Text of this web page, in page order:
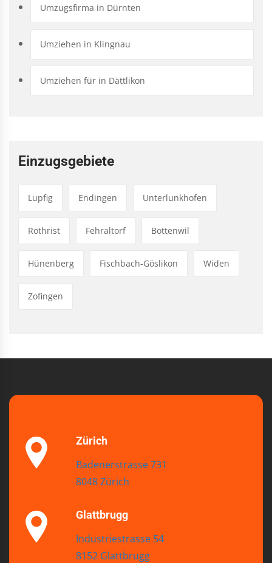
Umzugsfirma in Dürnten
Umziehen in Klingnau
Umziehen für in Dättlikon
Einzugsgebiete
Lupfig Endingen Unterlunkhofen
Rothrist Fehraltorf Bottenwil
Hünenberg Fischbach-Göslikon Widen
Zofingen
Zürich
Badenerstrasse 731
8048 Zürich
Glattbrugg
Industriestrasse 54
8152 Glattbrugg